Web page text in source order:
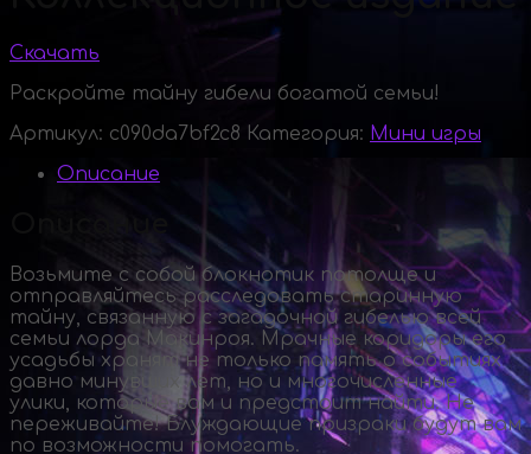
Скачать
Раскройте тайну гибели богатой семьи!
Артикул: c090da7bf2c8 Категория: Мини игры
Описание
Возьмите с собой блокнотик потолще и
отправляйтесь расследовать старинную
тайну, связанную с загадочной гибелью всей
семьи лорда Макинроя. Мрачные коридоры его
усадьбы хранят не только память о событиях
давно минувших лет, но и многочисленные
улики, которые вам и предстоит найти. Не
переживайте! Блуждающие призраки будут вам
по возможности помогать.